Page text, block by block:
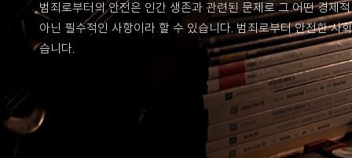
범죄로부터의 안전은 인간 생존과 관련된 문제로 그 어떤 경제
아닌 필수적인 사항이라 할 수 있습니다. 범죄로부터 안전한 사
습니다.